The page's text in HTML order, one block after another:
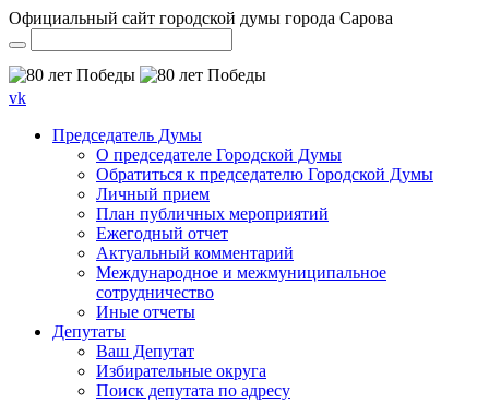
Официальный сайт городской думы города Сарова
vk
Председатель Думы
О председателе Городской Думы
Обратиться к председателю Городской Думы
Личный прием
План публичных мероприятий
Ежегодный отчет
Актуальный комментарий
Международное и межмуниципальное
сотрудничество
Иные отчеты
Депутаты
Ваш Депутат
Избирательные округа
Поиск депутата по адресу